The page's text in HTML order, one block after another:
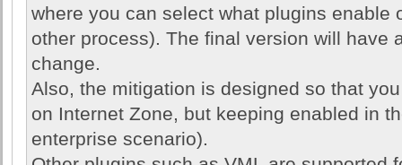
where you can select what plugins enable
other process). The final version will have
change.
Also, the mitigation is designed so that
on Internet Zone, but keeping enabled in
enterprise scenario).